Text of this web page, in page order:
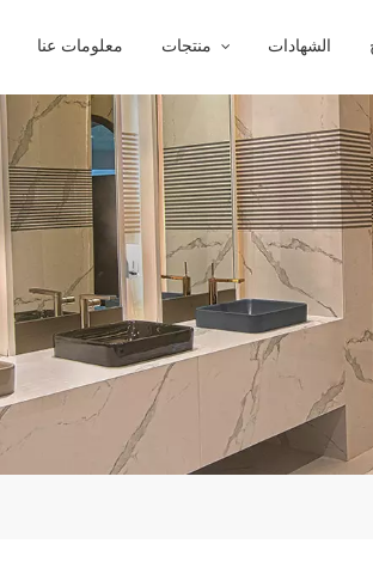
معلومات عنا الشهادات